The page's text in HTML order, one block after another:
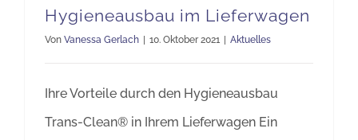
Hygieneausbau im Lieferwagen
Von Vanessa Gerlach 10. Oktober 2021 Aktuelles
Ihre Vorteile durch den Hygieneausbau
Trans-Clean® in Ihrem Lieferwagen Ein